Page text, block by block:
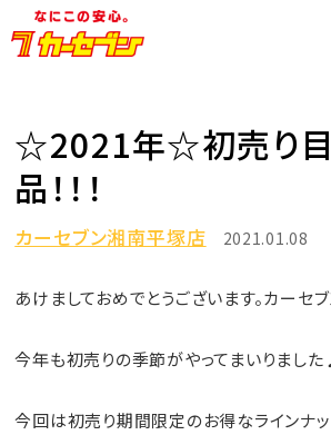
☆2021年☆初売り
品！！！
カーセブン湘南平塚店 2021.01.08
あけましておめでとうございます。カーセ
今年も初売りの季節がやってまいりまし
今回は初売り期間限定のお得なラインナ